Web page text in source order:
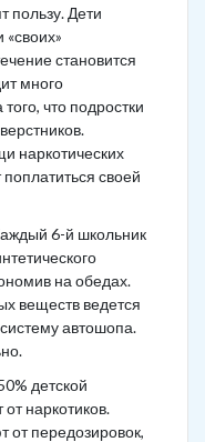
пользу. Дети
становится
много
что подростки
наркотических
своей
6-й школьник
на обедах.
веществ ведется
автошопа.
детской
наркотиков.
от передозировок,